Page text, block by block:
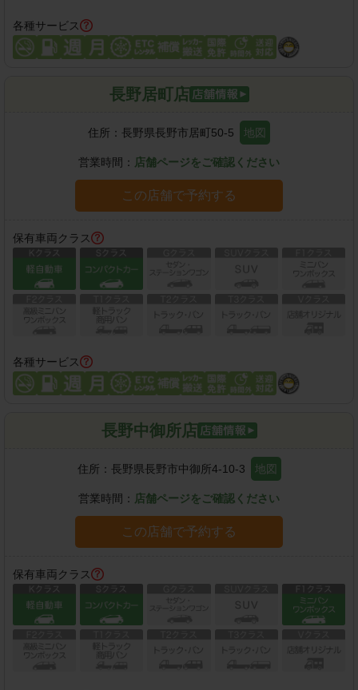
各種サービス
長野居町店
住所： 長野県長野市居町50-5 地図
営業時間： 店舗ページをご確認ください
この店舗で予約する
保有車両クラス
各種サービス
長野中御所店
住所： 長野県長野市中御所4-10-3 地図
営業時間： 店舗ページをご確認ください
この店舗で予約する
保有車両クラス